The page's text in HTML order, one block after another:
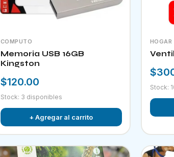
COMPUTO
Memoria USB 16GB
Kingston
$120.00
Stock: 3 disponibles
+ Agregar al carrito
HOGAR
Stock: